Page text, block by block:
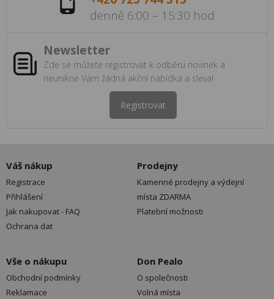
denně 6:00 – 15:30 hod
Newsletter
Zde se můžete registrovat k odběru novinek a
neunikne Vám žádná akční nabídka a sleva!
Registrovat
Váš nákup
Registrace
Přihlášení
Jak nakupovat - FAQ
Ochrana dat
Prodejny
Kamenné prodejny a výdejní
místa ZDARMA
Platební možnosti
Vše o nákupu
Obchodní podmínky
Reklamace
Don Pealo
O společnosti
Volná místa